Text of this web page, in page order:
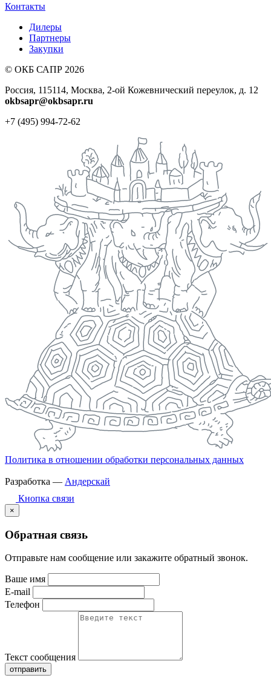
Контакты
Дилеры
Партнеры
Закупки
© ОКБ САПР 2026
Россия, 115114, Москва, 2-ой Кожевнический переулок, д. 12
okbsapr@okbsapr.ru
+7 (495) 994-72-62
Политика в отношении обработки персональных данных
Разработка — Андерскай
Кнопка связи
×
Обратная связь
Отправьте нам сообщение или закажите обратный звонок.
Ваше имя
E-mail
Телефон
Текст сообщения
отправить